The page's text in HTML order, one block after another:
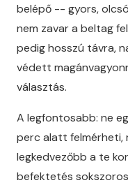
belépő -- gyors,
nem zavar a beltag
pedig hosszú távra,
védett
választás.
A legfontosabb: ne
perc alatt felmérheti,
legkedvezőbb a te
befektetés